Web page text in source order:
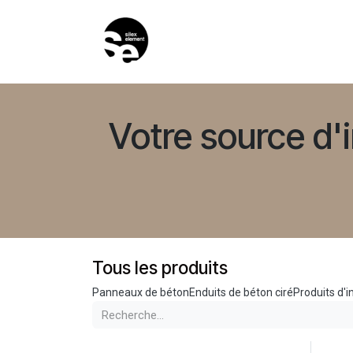
Votre source
Tous les produits
Panneaux de bétonEnduits de béton ciréProduits